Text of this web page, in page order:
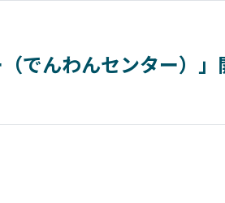
でんわんセンター）